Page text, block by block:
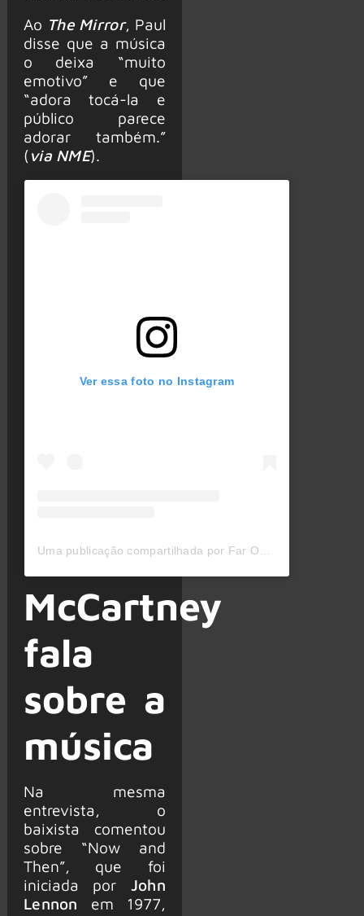
Ao The Mirror, Paul
disse que a música
o deixa “muito
emotivo” e que
“adora tocá-la e
público parece
adorar também.”
(via NME).
Ver essa foto no Instagram
McCartney
fala
sobre a
música
Na mesma
entrevista, o
baixista comentou
sobre “Now and
Then”, que foi
iniciada por John
Lennon em 1977,